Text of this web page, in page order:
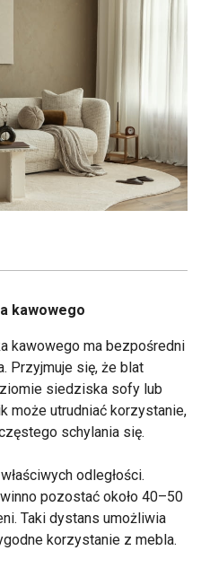
kawowego
kawowego ma bezpośredni
Przyjmuje się, że blat
siedziska sofy lub
może utrudniać korzystanie,
schylania się.
odległości.
pozostać około 40–50
Taki dystans umożliwia
korzystanie z mebla.